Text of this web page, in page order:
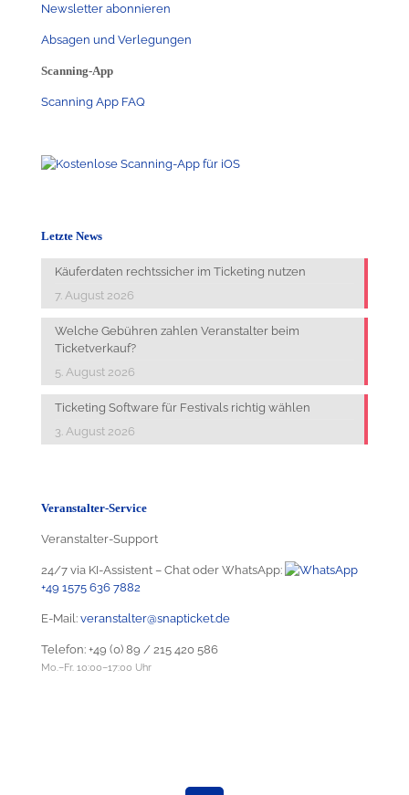
Newsletter abonnieren
Absagen und Verlegungen
Scanning-App
Scanning App FAQ
Letzte News
Käuferdaten rechtssicher im Ticketing nutzen
7. August 2026
Welche Gebühren zahlen Veranstalter beim
Ticketverkauf?
5. August 2026
Ticketing Software für Festivals richtig wählen
3. August 2026
Veranstalter-Service
Veranstalter-Support
24/7 via KI-Assistent – Chat oder WhatsApp:
+49 1575 636 7882
E-Mail: veranstalter@snapticket.de
Telefon: +49 (0) 89 / 215 420 586
Mo.–Fr. 10:00–17:00 Uhr